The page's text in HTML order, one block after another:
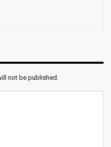
not be published.